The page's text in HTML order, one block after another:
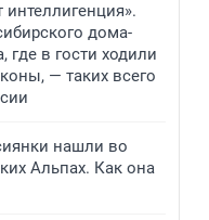
интеллигенция».
дома-
где в гости ходили
— таких всего
нашли во
Альпах. Как она